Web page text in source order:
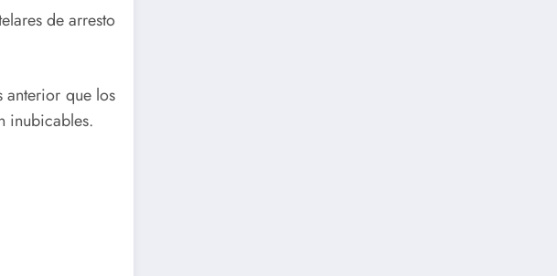
de arresto
anterior que los
inubicables.